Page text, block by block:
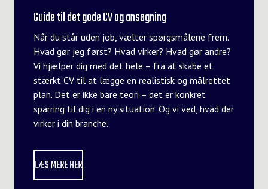
Guide til det gode CV og ansøgning
Når du står uden job, vælter spørgsmålene frem.
Hvad gør jeg først? Hvad virker? Hvad gør andre?
Vi hjælper dig med det hele – fra at skabe et
stærkt CV til at lægge en realistisk og målrettet
plan. Det er ikke bare teori – det er konkret
sparring til dig i en ny situation. Og vi ved, hvad der
virker i din branche.
LÆS MERE HER